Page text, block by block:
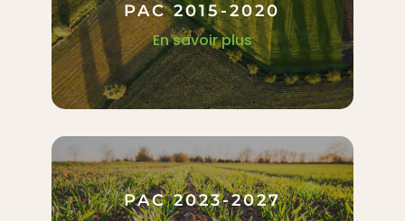
PAC 2015-2020
En savoir plus
PAC 2023-2027